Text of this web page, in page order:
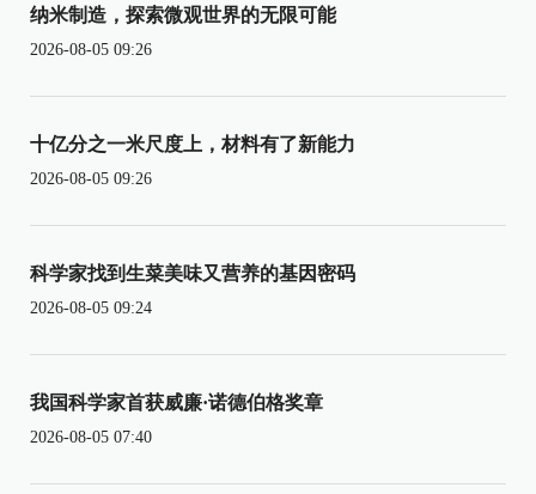
纳米制造，探索微观世界的无限可能
2026-08-05 09:26
十亿分之一米尺度上，材料有了新能力
2026-08-05 09:26
科学家找到生菜美味又营养的基因密码
2026-08-05 09:24
我国科学家首获威廉·诺德伯格奖章
2026-08-05 07:40